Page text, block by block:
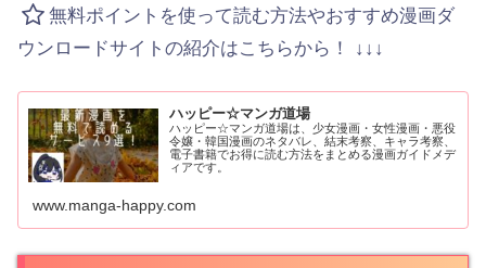
無料ポイントを使って読む方法やおすすめ漫画ダ
ウンロードサイトの紹介はこちらから！ ↓↓↓
ハッピー☆マンガ道場
ハッピー☆マンガ道場は、少女漫画・女性漫画・悪役
令嬢・韓国漫画のネタバレ、結末考察、キャラ考察、
電子書籍でお得に読む方法をまとめる漫画ガイドメデ
ィアです。
www.manga-happy.com